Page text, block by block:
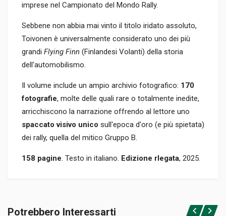
imprese nel Campionato del Mondo Rally.
Sebbene non abbia mai vinto il titolo iridato assoluto,
Toivonen è universalmente considerato uno dei più
grandi Flying Finn (Finlandesi Volanti) della storia
dell'automobilismo.
Il volume include un ampio archivio fotografico: 170
fotografie, molte delle quali rare o totalmente inedite,
arricchiscono la narrazione offrendo al lettore uno
spaccato visivo unico sull'epoca d'oro (e più spietata)
dei rally, quella del mitico Gruppo B.
158 pagine. Testo in italiano. Edizione rlegata, 2025.
Rilegato
Accedi o registrati
Potrebbero Interessarti